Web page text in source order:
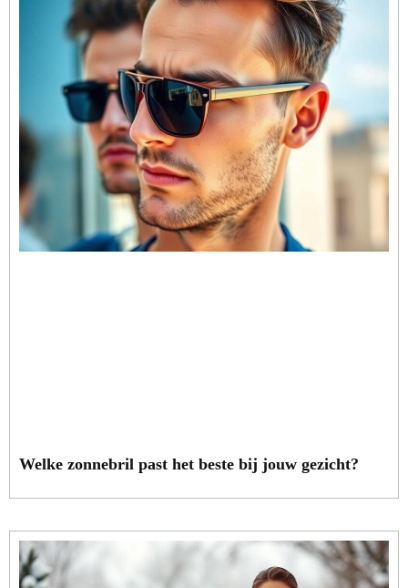
Welke zonnebril past het beste bij jouw gezicht?